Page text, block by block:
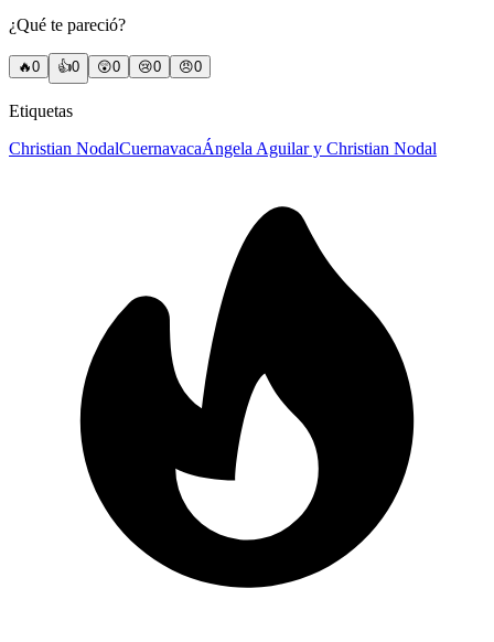
¿Qué te pareció?
🔥0 👍0 😲0 😢0 😠0
Etiquetas
Christian NodalCuernavacaÁngela Aguilar y Christian Nodal